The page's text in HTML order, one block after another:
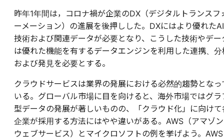
昨年1年間は，コロナ禍が企業のDX（デジタルトランスフ
ーメーション）の進展を後押しした。DXにはより優れたAI
技術および関連データが必要となり、こうした技術やデー
は優れた機能を有するデータエンジンを利用した連携、分
および発見を必要とする。
クラウドサービスは業界の発展における必然的趨勢となっ
いる。グローバル市場に目を向けると、海外市場ではグラ
型データの発展が著しいものの、「クラウド化」に向けて
企業が採用する方法にはやや違いがある。AWS（アマゾン
ウェブサービス）とマイクロソフトの例を挙げよう。AWS